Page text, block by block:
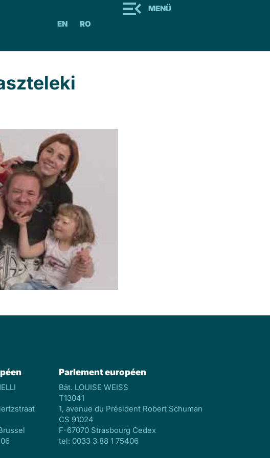
EN RO
MENÜ
Parlement européen
Bât. LOUISE WEISS
T13041
1, avenue du Président Robert Schuman
CS 91024
F-67070 Strasbourg Cedex
tel: 0033 3 88 1 75406